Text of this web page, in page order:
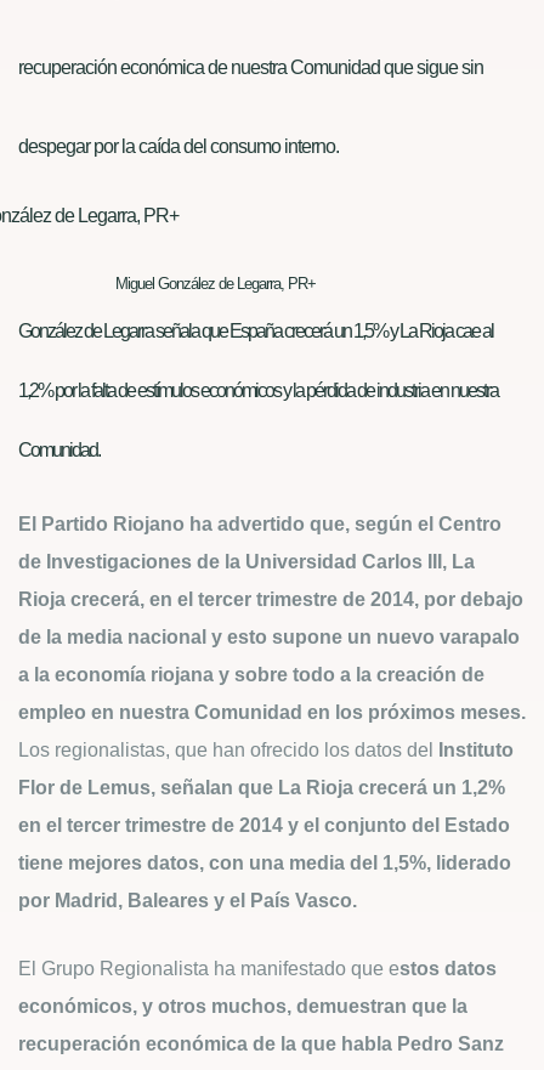
recuperación económica de nuestra Comunidad que sigue sin
despegar por la caída del consumo interno.
Miguel González de Legarra, PR+
González de Legarra señala que España crecerá un 1,5% y La Rioja cae al
1,2% por la falta de estímulos económicos y la pérdida de industria en nuestra
Comunidad.
El Partido Riojano ha advertido que, según el Centro
de Investigaciones de la Universidad Carlos III, La
Rioja crecerá, en el tercer trimestre de 2014, por debajo
de la media nacional y esto supone un nuevo varapalo
a la economía riojana y sobre todo a la creación de
empleo en nuestra Comunidad en los próximos meses.
Los regionalistas, que han ofrecido los datos del
Instituto
Flor de Lemus, señalan que La Rioja crecerá un 1,2%
en el tercer trimestre de 2014 y el conjunto del Estado
tiene mejores datos, con una media del 1,5%, liderado
por Madrid, Baleares y el País Vasco.
El Grupo Regionalista ha manifestado que estos datos
económicos, y otros muchos, demuestran que la
recuperación económica de la que habla Pedro Sanz